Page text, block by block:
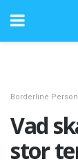
Borderline
Vad
stor